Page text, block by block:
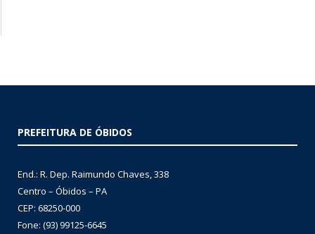
PREFEITURA DE ÓBIDOS
End.: R. Dep. Raimundo Chaves, 338
Centro – Óbidos – PA
CEP: 68250-000
Fone: (93) 99125-6645